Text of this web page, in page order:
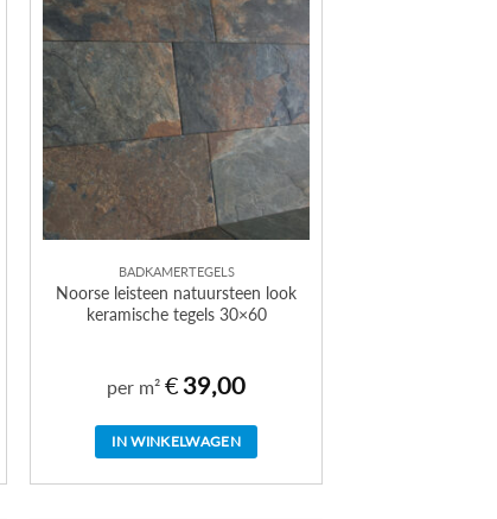
BADKAMERTEGELS
Noorse leisteen natuursteen look
keramische tegels 30×60
per m²€ 39,00
IN WINKELWAGEN